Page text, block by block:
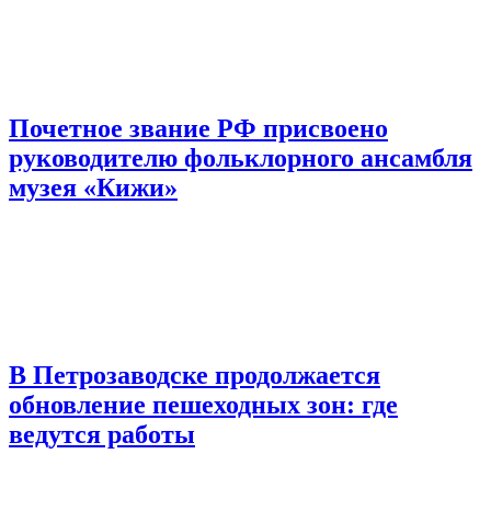
Почетное звание РФ присвоено
руководителю фольклорного ансамбля
музея «Кижи»
В Петрозаводске продолжается
обновление пешеходных зон: где
ведутся работы